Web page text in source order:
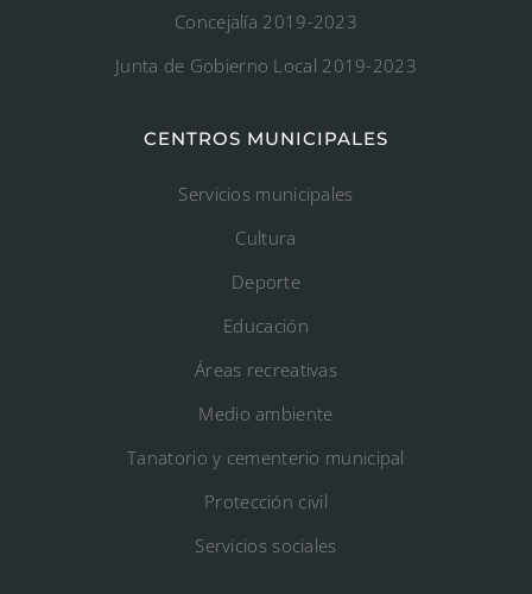
Concejalía 2019-2023
Junta de Gobierno Local 2019-2023
CENTROS MUNICIPALES
Servicios municipales
Cultura
Deporte
Educación
Áreas recreativas
Medio ambiente
Tanatorio y cementerio municipal
Protección civil
Servicios sociales